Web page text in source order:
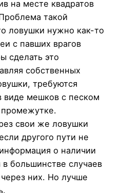
на месте квадратов
такой
ловушки нужно как-то
с павших врагов
сделать это
собственных
требуются
мешков с песком
свои же ловушки
другого пути не
о наличии
большинстве случаев
них. Но лучше